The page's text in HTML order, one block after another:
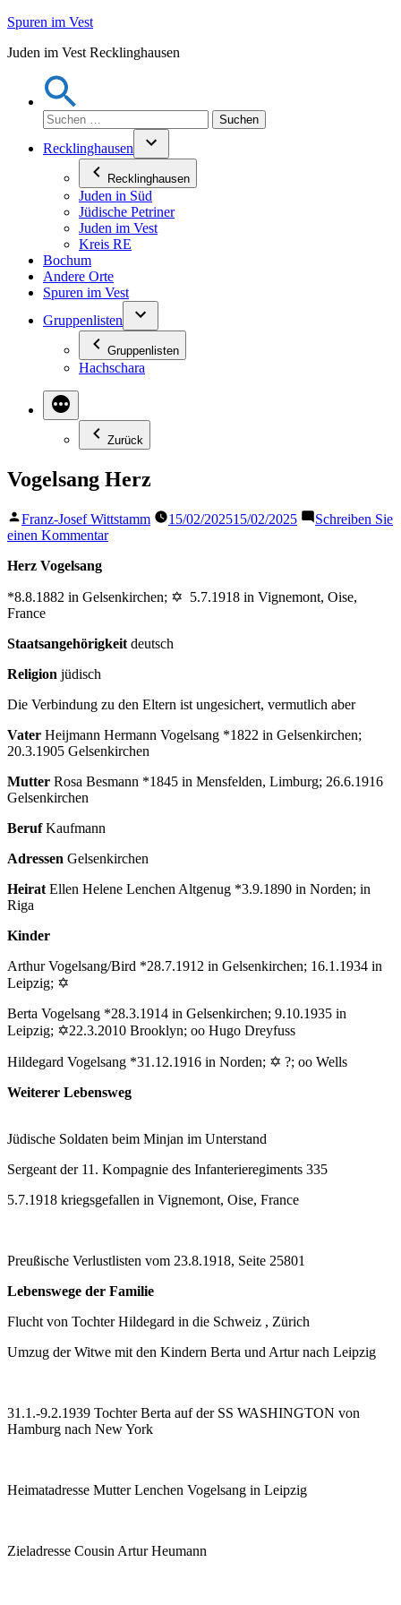
Zum
springen
Spuren im Vest
Juden im Vest Recklinghausen
Suchen
nach:
Recklinghausen
Recklinghausen
Juden in Süd
Jüdische Petriner
Juden im Vest
Kreis RE
Bochum
Andere Orte
Spuren im Vest
Gruppenlisten
Gruppenlisten
Hachschara
Zurück
Vogelsang Herz
Veröffentlicht
von
Franz-Josef Wittstamm 15/02/202515/02/2025
Schreiben Sie
einen Kommentarzu
Herz Vogelsang
*8.8.1882 in Gelsenkirchen; ✡ 5.7.1918 in Vignemont, Oise,
France
Staatsangehörigkeit deutsch
Religion jüdisch
Die Verbindung zu den Eltern ist ungesichert, vermutlich aber
Vater Heijmann Hermann Vogelsang *1822 in Gelsenkirchen;
20.3.1905 Gelsenkirchen
Mutter Rosa Besmann *1845 in Mensfelden, Limburg; 26.6.1916
Gelsenkirchen
BerufKaufmann
Adressen Gelsenkirchen
Heirat Ellen Helene Lenchen Altgenug *3.9.1890 in Norden; in
Riga
Kinder
Arthur Vogelsang/Bird *28.7.1912 in Gelsenkirchen; 16.1.1934 in
Leipzig; ✡
Berta Vogelsang *28.3.1914 in Gelsenkirchen; 9.10.1935 in
Leipzig; ✡22.3.2010 Brooklyn; oo Hugo Dreyfuss
Hildegard Vogelsang *31.12.1916 in Norden; ✡ ?; oo Wells
Weiterer Lebensweg
Jüdische Soldaten beim Minjan im Unterstand
Sergeant der 11. Kompagnie des Infanterieregiments 335
5.7.1918 kriegsgefallen in Vignemont, Oise, France
Preußische Verlustlisten vom 23.8.1918, Seite 25801
Lebenswege der Familie
Flucht von Tochter Hildegard in die Schweiz , Zürich
Umzug der Witwe mit den Kindern Berta und Artur nach Leipzig
31.1.-9.2.1939 Tochter Berta auf der SS WASHINGTON von
Hamburg nach New York
Heimatadresse Mutter Lenchen Vogelsang in Leipzig
Zieladresse Cousin Artur Heumann